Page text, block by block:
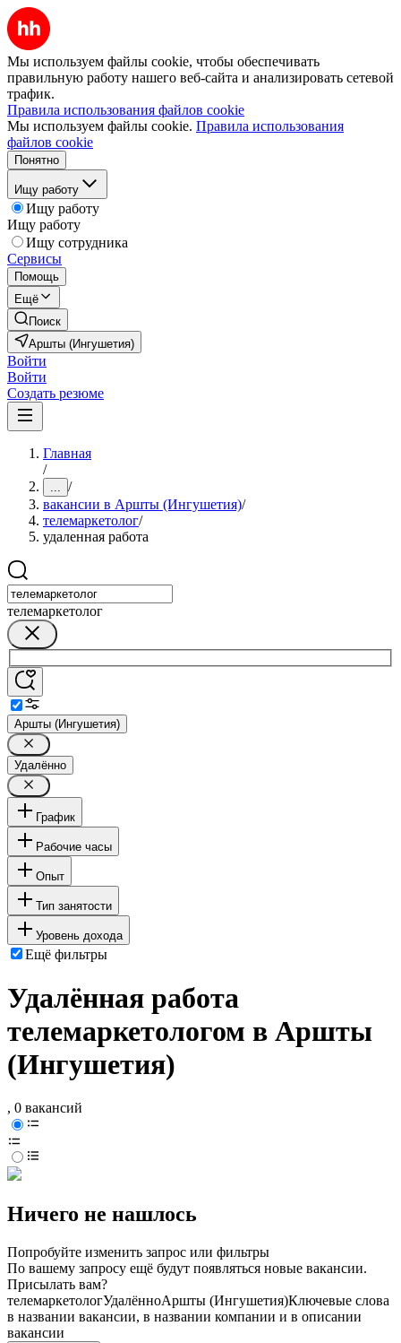
Мы используем файлы cookie, чтобы обеспечивать
правильную работу нашего веб-сайта и анализировать сетевой
трафик.
Правила использования файлов cookie
Мы используем файлы cookie. Правила использования
файлов cookie
Понятно
Ищу работу
Ищу работу
Ищу работу
Ищу сотрудника
Сервисы
Помощь
Ещё
Поиск
Аршты (Ингушетия)
Войти
Войти
Создать резюме
Главная
/
... /
вакансии в Аршты (Ингушетия)/
телемаркетолог/
удаленная работа
телемаркетолог
Аршты (Ингушетия)
Удалённо
График
Рабочие часы
Опыт
Тип занятости
Уровень дохода
Ещё фильтры
Удалённая работа
телемаркетологом в Аршты
(Ингушетия)
, 0 вакансий
Ничего не нашлось
Попробуйте изменить запрос или фильтры
По вашему запросу ещё будут появляться новые вакансии.
Присылать вам?
телемаркетологУдалённоАршты (Ингушетия)Ключевые слова
в названии вакансии, в названии компании и в описании
вакансии